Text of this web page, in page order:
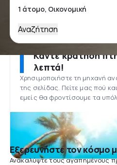
Αναζήτηση
Κάντε κράτηση
λεπτά!
Χρησιμοποιήστε τη μηχανή
της σελίδας. Πείτε μας πού
εμείς θα φροντίσουμε τα
Εξερευνήστε τον κόσμο
Ανακαλύψτε τους αγαπημένους